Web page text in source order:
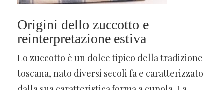
Origini dello zuccotto e
reinterpretazione estiva
Lo zuccotto è un dolce tipico della tradizione
toscana, nato diversi secoli fa e caratterizzato